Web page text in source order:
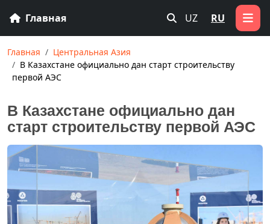
Главная UZ RU
Главная
Центральная Азия
В Казахстане официально дан старт строительству
первой АЭС
В Казахстане официально дан
старт строительству первой АЭС